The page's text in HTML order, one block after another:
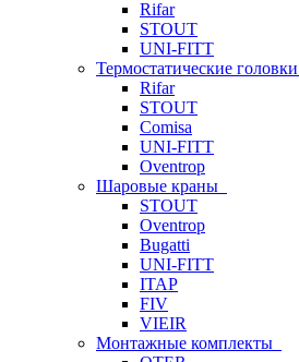
Rifar
STOUT
UNI-FITT
Термостатические головки
Rifar
STOUT
Comisa
UNI-FITT
Oventrop
Шаровые краны
STOUT
Oventrop
Bugatti
UNI-FITT
ITAP
FIV
VIEIR
Монтажные комплекты